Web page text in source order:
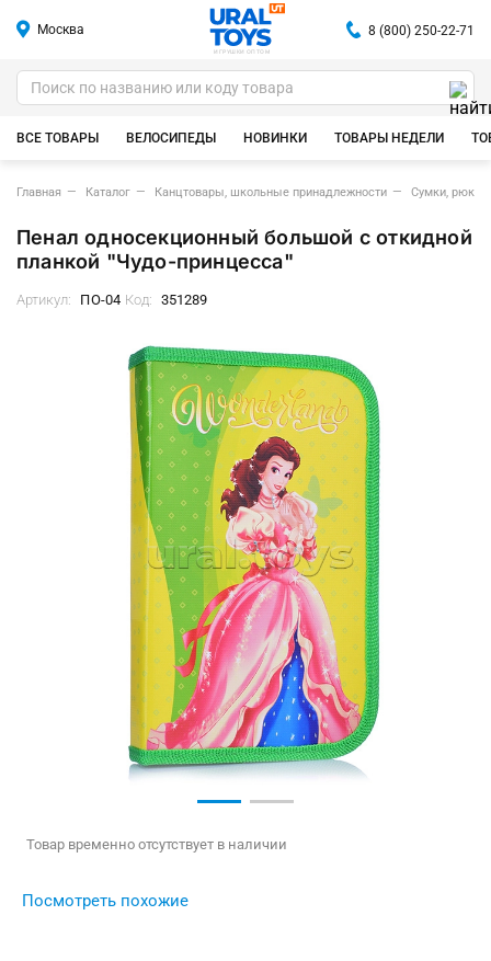
Москва
ИГРУШКИ ОПТОМ
8 (800) 250-22-71
ВСЕ ТОВАРЫ ВЕЛОСИПЕДЫ НОВИНКИ ТОВАРЫ НЕДЕЛИ
Главная Каталог Канцтовары, школьные принадлежности Сумки,
Пенал односекционный большой с откидной
планкой "Чудо-принцесса"
Артикул: ПО-04 Код: 351289
Товар временно отсутствует в наличии
Посмотреть похожие